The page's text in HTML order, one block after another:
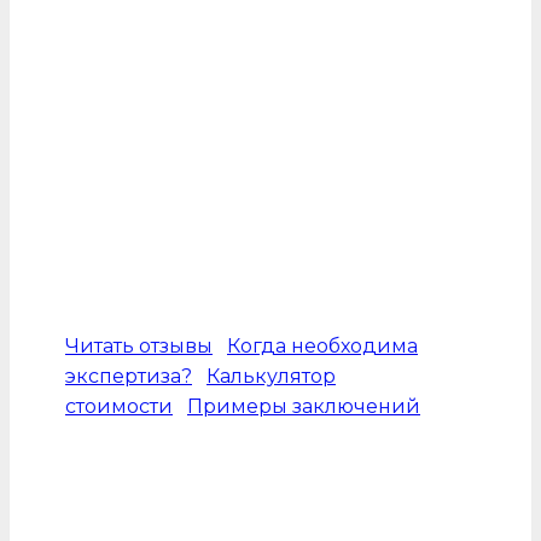
Читать отзывы
Когда необходима
экспертиза?
Калькулятор
стоимости
Примеры заключений